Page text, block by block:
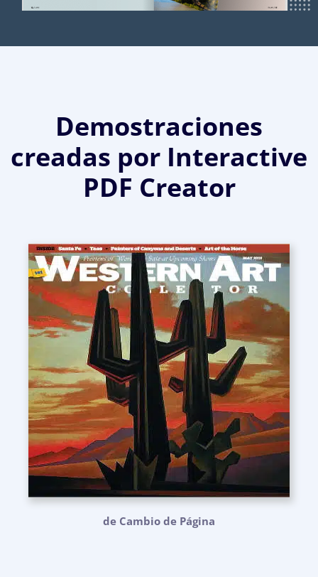
Demostraciones
creadas por Interactive
PDF Creator
de Cambio de Página